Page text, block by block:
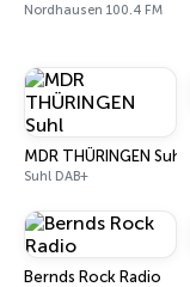
Nordhausen 100.4 FM
MDR THÜRINGEN Suhl
Suhl DAB+
Bernds Rock Radio